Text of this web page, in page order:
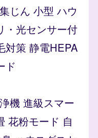
じん 小型 ハウ
・光センサー付
対策 静電HEPA
ド
機 進級スマー
花粉モード 自